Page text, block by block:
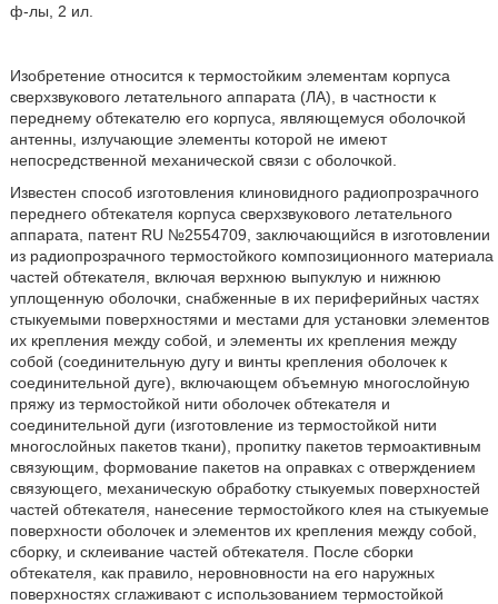
ф-лы, 2 ил.
Изобретение относится к термостойким элементам корпуса
сверхзвукового летательного аппарата (ЛА), в частности к
переднему обтекателю его корпуса, являющемуся оболочкой
антенны, излучающие элементы которой не имеют
непосредственной механической связи с оболочкой.
Известен способ изготовления клиновидного радиопрозрачного
переднего обтекателя корпуса сверхзвукового летательного
аппарата, патент RU №2554709, заключающийся в изготовлении
из радиопрозрачного термостойкого композиционного материала
частей обтекателя, включая верхнюю выпуклую и нижнюю
уплощенную оболочки, снабженные в их периферийных частях
стыкуемыми поверхностями и местами для установки элементов
их крепления между собой, и элементы их крепления между
собой (соединительную дугу и винты крепления оболочек к
соединительной дуге), включающем объемную многослойную
пряжу из термостойкой нити оболочек обтекателя и
соединительной дуги (изготовление из термостойкой нити
многослойных пакетов ткани), пропитку пакетов термоактивным
связующим, формование пакетов на оправках с отверждением
связующего, механическую обработку стыкуемых поверхностей
частей обтекателя, нанесение термостойкого клея на стыкуемые
поверхности оболочек и элементов их крепления между собой,
сборку, и склеивание частей обтекателя. После сборки
обтекателя, как правило, неровновности на его наружных
поверхностях сглаживают с использованием термостойкой